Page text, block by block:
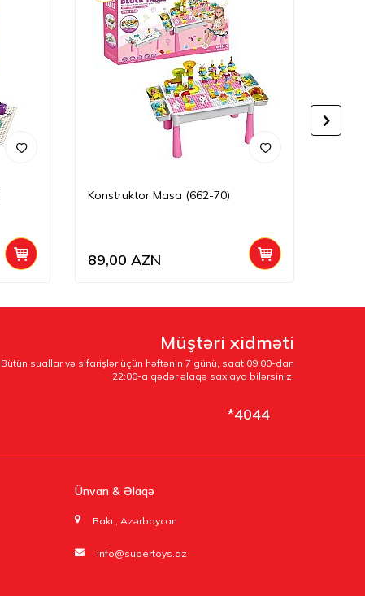
Konstruktor Masa (662-70)
89,00 AZN
Müştəri xidməti
Bütün suallar və sifarişlər üçün həftənin 7 günü, saat 09:00-dan
22:00-a qədər əlaqə saxlaya bilərsiniz.
*4044
Ünvan & Əlaqə
Bakı , Azərbaycan
info@supertoys.az